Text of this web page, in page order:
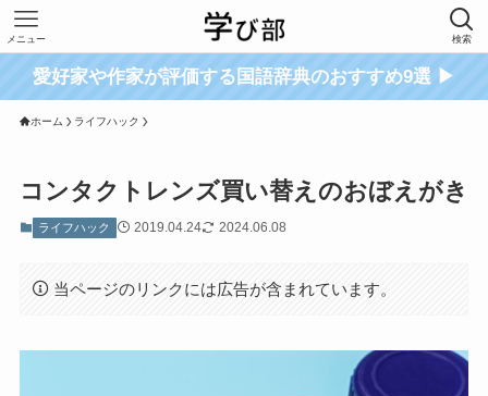
検索
メニュー
愛好家や作家が評価する国語辞典のおすすめ9選 ▶
ホーム ライフハック
コンタクトレンズ買い替えのおぼえがき
ライフハック 2019.04.24 2024.06.08
当ページのリンクには広告が含まれています。